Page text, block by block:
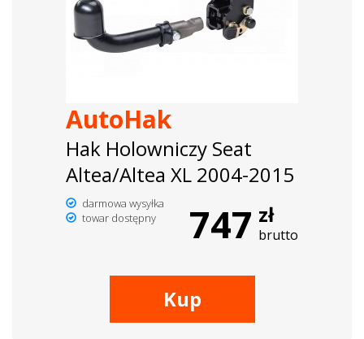
AutoHak
Hak Holowniczy Seat
Altea/Altea XL 2004-2015
darmowa wysyłka
towar dostępny
747 zł
brutto
Kup